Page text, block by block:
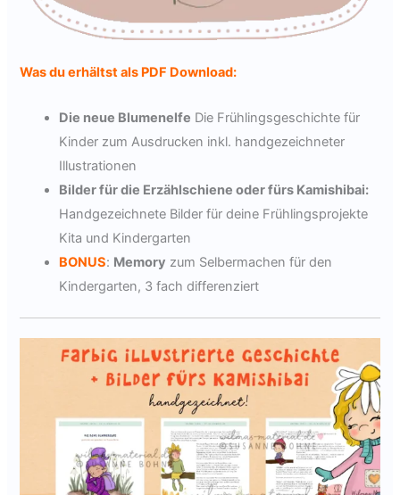
Was du erhältst als PDF Download:
Die neue Blumenelfe Die Frühlingsgeschichte für
Kinder zum Ausdrucken inkl. handgezeichneter
Illustrationen
Bilder für die Erzählschiene oder fürs Kamishibai:
Handgezeichnete Bilder für deine Frühlingsprojekte
Kita und Kindergarten
BONUS: Memory zum Selbermachen für den
Kindergarten, 3 fach differenziert